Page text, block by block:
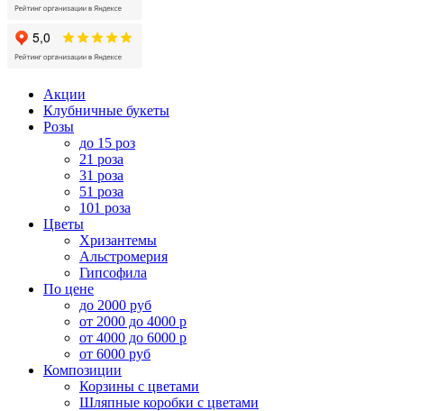
Акции
Клубничные букеты
Розы
до 15 роз
21 роза
31 роза
51 роза
101 роза
Цветы
Хризантемы
Альстромерия
Гипсофила
По цене
до 2000 руб
от 2000 до 4000 р
от 4000 до 6000 р
от 6000 руб
Композиции
Корзины с цветами
Шляпные коробки с цветами